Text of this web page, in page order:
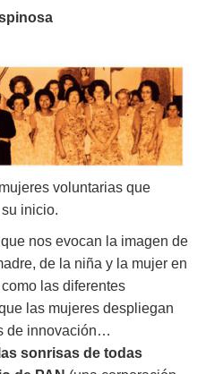
voluntarias que
inicio.
nos evocan la imagen de
de la niña y la mujer en
las diferentes
las mujeres despliegan
de innovación…
las sonrisas de todas